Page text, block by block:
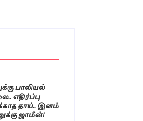
பாலியல்
எதிர்ப்பு
தாய்.. இளம்
ஜாமீன்!